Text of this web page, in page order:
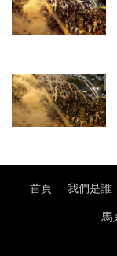
首頁 我們是誰
馬